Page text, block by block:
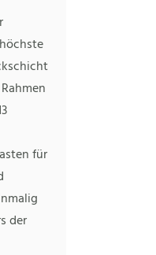
für
der